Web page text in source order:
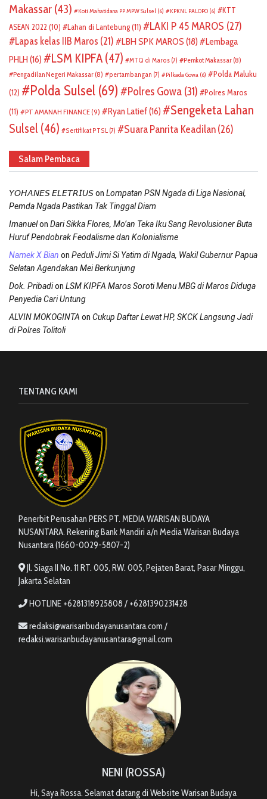
Makassar (43) Koti Mahatidana PP MPW Sulsel (6) KPKNL PALOPO (6)
KTT
ASEAN 2022 (10) Lahan di Lantebung(11) LAKI P 45 MAROS (27)
Lapas kelas IIB Maros (21) LBH SPK MAROS (18)
Lembaga
PHLH (16) LSM KIPFA (47) MTQ di Maros (7) Pemkot Makassar (8)
Pengadilan Negeri Makassar (8) pertambangan (7) Pilkada Gowa (6)
Polda Maluku
(12)
Polda Sulsel (69) Polres Gowa (31)
Polres Maros
(11)
PT AMANAH FINANCE(9) Ryan Latief(16)
Sengeketa Lahan
Sulsel (46) Sertifikat PTSL (7) Suara Panrita Keadilan(26)
Salam Pembaca
𝘠𝘖𝘏𝘈𝘕𝘌𝘚 𝘌𝘓𝘌𝘛𝘙𝘐𝘜𝘚on Lompatan PSN Ngada di Liga Nasional,
Pemda Ngada Pastikan Tak Tinggal Diam
Imanuelon Dari Sikka Flores, Mo’an Teka Iku Sang Revolusioner Buta
Huruf Pendobrak Feodalisme dan Kolonialisme
Namek X Bian on Peduli Jimi Si Yatim di Ngada, Wakil Gubernur Papua
Selatan Agendakan Mei Berkunjung
Dok. Pribadion LSM KIPFA Maros Soroti Menu MBG di Maros Diduga
Penyedia Cari Untung
ALVIN MOKOGINTA on Cukup Daftar Lewat HP, SKCK Langsung Jadi
di Polres Tolitoli
TENTANG KAMI
Penerbit Perusahan PERS PT. MEDIA WARISAN BUDAYA
NUSANTARA. Rekening Bank Mandiri a/n Media Warisan Budaya
Nusantara (1660-0029-5807-2)
Jl. Siaga II No. 11 RT. 005, RW. 005, Pejaten Barat, Pasar Minggu,
Jakarta Selatan
HOTLINE +6281318925808 / +6281390231428
redaksi@warisanbudayanusantara.com /
redaksi.warisanbudayanusantara@gmail.com
NENI (ROSSA)
Hi, Saya Rossa. Selamat datang di Website Warisan Budaya